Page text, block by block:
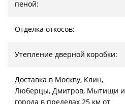
пеной:
Отделка откосов:
Утепление дверной коробки:
Доставка в Москву, Клин,
Люберцы, Дмитров, Мытищи и
города в пределах 25 км от